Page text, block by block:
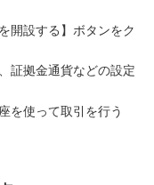
開設する】ボタンをク
証拠金通貨などの設定
を使って取引を行う